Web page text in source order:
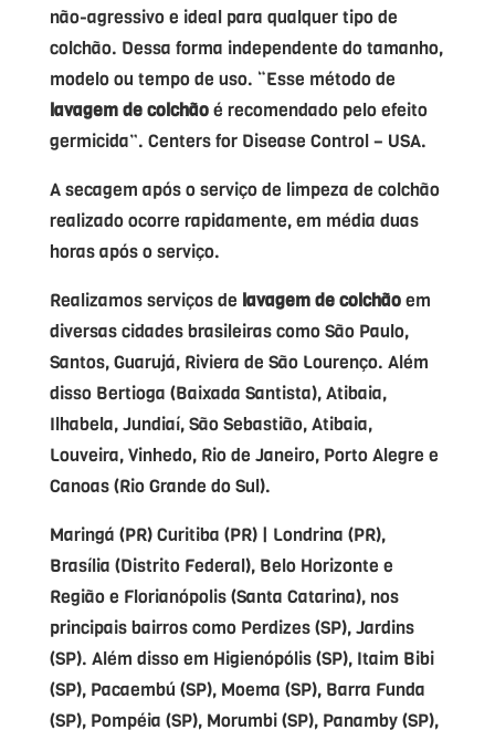
não-agressivo e ideal para qualquer tipo de
colchão. Dessa forma independente do tamanho,
modelo ou tempo de uso. “Esse método de
lavagem de colchãoé recomendado pelo efeito
germicida”. Centers for Disease Control – USA.
A secagem após o serviço de limpeza de colchão
realizado ocorre rapidamente, em média duas
horas após o serviço.
Realizamos serviços de lavagem de colchãoem
diversas cidades brasileiras como São Paulo,
Santos, Guarujá, Riviera de São Lourenço. Além
disso Bertioga (Baixada Santista), Atibaia,
Ilhabela, Jundiaí, São Sebastião, Atibaia,
Louveira, Vinhedo, Rio de Janeiro, Porto Alegre e
Canoas (Rio Grande do Sul).
Maringá (PR) Curitiba (PR) | Londrina (PR),
Brasília (Distrito Federal), Belo Horizonte e
Região e Florianópolis (Santa Catarina), nos
principais bairros como Perdizes (SP), Jardins
(SP). Além disso em Higienópólis (SP), Itaim Bibi
(SP), Pacaembú (SP), Moema (SP), Barra Funda
(SP), Pompéia (SP), Morumbi (SP), Panamby (SP),